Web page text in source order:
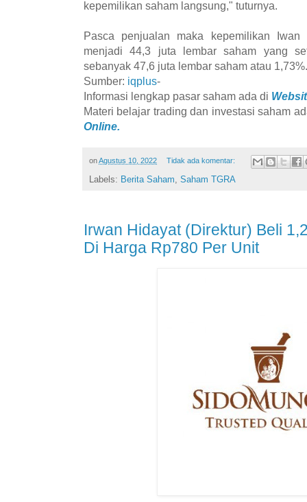
kepemilikan saham langsung," tuturnya.
Pasca penjualan maka kepemilikan
menjadi 44,3 juta lembar saham yang
sebanyak 47,6 juta lembar saham atau
Sumber: iqplus-
Informasi lengkap pasar saham ada di
Materi belajar trading dan investasi saham
Online.
onAgustus 10, 2022 Tidak ada komentar:
Labels: Berita Saham Saham TGRA
Irwan Hidayat (Direktur) Beli
Di Harga Rp780 Per Unit